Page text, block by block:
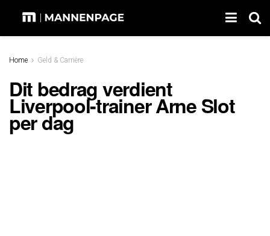
Home Geld & Carrière
Dit bedrag verdient
Liverpool-trainer Arne Slot
per dag